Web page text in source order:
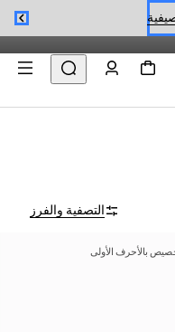
التصفية والفرز
بالأحرف الأولى